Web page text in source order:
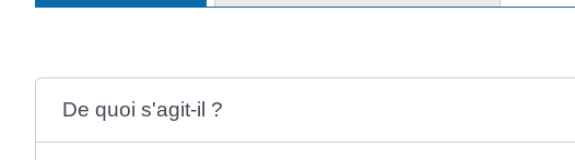
De quoi s'agit-il ?